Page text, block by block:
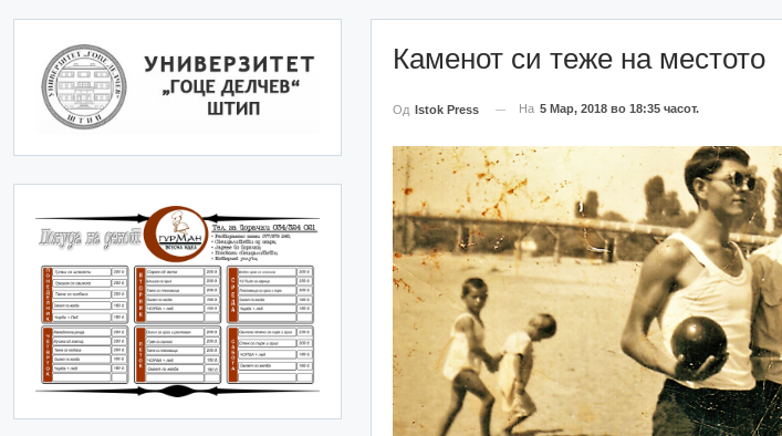
Каменот си теже на местото
Од Istok Press На 5 Мар, 2018 во 18:35 часот.